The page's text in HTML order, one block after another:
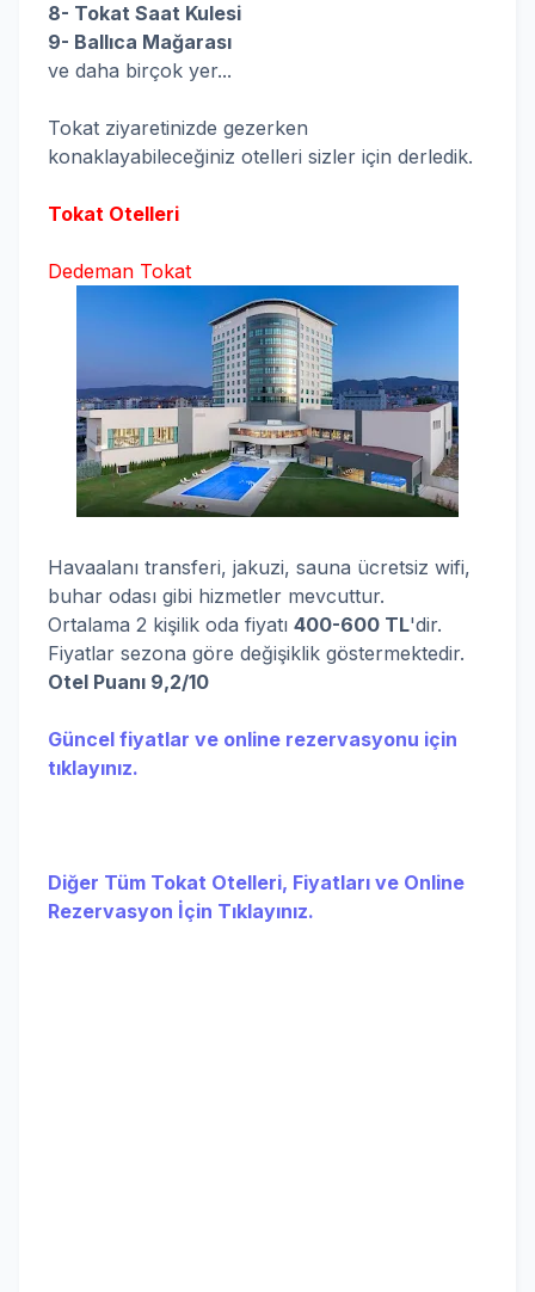
8- Tokat Saat Kulesi
9- Ballıca Mağarası
ve daha birçok yer...
Tokat ziyaretinizde gezerken
konaklayabileceğiniz otelleri sizler için derledik.
Tokat Otelleri
Dedeman Tokat
Havaalanı transferi, jakuzi, sauna ücretsiz wifi,
buhar odası gibi hizmetler mevcuttur.
Ortalama 2 kişilik oda fiyatı 400-600 TL'dir.
Fiyatlar sezona göre değişiklik göstermektedir.
Otel Puanı 9,2/10
Güncel fiyatlar ve online rezervasyonu için
tıklayınız.
Diğer Tüm Tokat Otelleri, Fiyatları ve Online
Rezervasyon İçin Tıklayınız.